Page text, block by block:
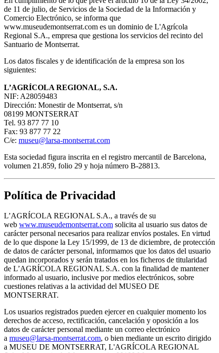
de 11 de julio, de Servicios de la Sociedad de la Información y
Comercio Electrónico, se informa que
www.museudemontserrat.com es un dominio de L'Agrícola
Regional S.A., empresa que gestiona los servicios del recinto del
Santuario de Montserrat.
Los datos fiscales y de identificación de la empresa son los
siguientes:
L’AGRÍCOLA REGIONAL, S.A.
NIF: A28059483
Dirección: Monestir de Montserrat, s/n
08199 MONTSERRAT
Tel. 93 877 77 10
Fax: 93 877 77 22
C/e: museu@larsa-montserrat.com
Esta sociedad figura inscrita en el registro mercantil de Barcelona,
volumen 21.859, folio 29 y hoja número B-28813.
Política de Privacidad
L’AGRÍCOLA REGIONAL S.A., a través de su
web www.museudemontserrat.com solicita al usuario sus datos de
carácter personal necesarios para realizar envíos postales. En virtud
de lo que dispone la Ley 15/1999, de 13 de diciembre, de protección
de datos de carácter personal, informamos que los datos del usuario
quedan incorporados y serán tratados en los ficheros de titularidad
de L’AGRÍCOLA REGIONAL S.A. con la finalidad de mantener
informado al usuario, inclusive por medios electrónicos, sobre
cuestiones relativas a la actividad del MUSEO DE
MONTSERRAT.
Los usuarios registrados pueden ejercer en cualquier momento los
derechos de acceso, rectificación, cancelación y oposición a los
datos de carácter personal mediante un correo electrónico
a museu@larsa-montserrat.com, o bien mediante un escrito dirigido
a MUSEU DE MONTSERRAT, L'AGRÍCOLA REGIONAL